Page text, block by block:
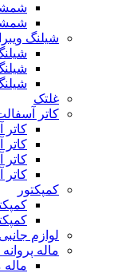
شیلنگ
غلتک
کاتر
کاتر
کاتر
کمپکتور
لوازم
ماله